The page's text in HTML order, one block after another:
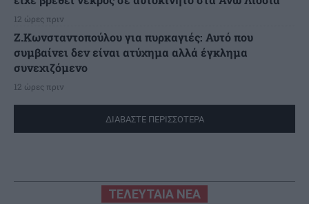
12 ώρες πριν
Ζ.Κωνσταντοπούλου για πυρκαγιές: Αυτό που
συμβαίνει δεν είναι ατύχημα αλλά έγκλημα
συνεχιζόμενο
12 ώρες πριν
ΔΙΑΒΑΣΤΕ ΠΕΡΙΣΣΟΤΕΡΑ